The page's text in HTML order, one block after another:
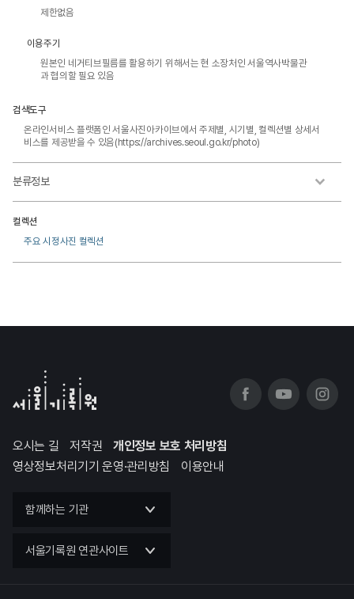
제한없음
이용주기
원본인 네거티브필름를 활용하기 위해서는 현 소장처인 서울역사박물관
과 협의할 필요 있음
검색도구
온라인서비스 플랫폼인 서울사진아카이브에서 주제별, 시기별, 컬렉션별 상세서
비스를 제공받을 수 있음(https://archives.seoul.go.kr/photo)
분류정보
컬렉션
주요 시정사진 컬렉션
오시는 길 저작권
개인정보 보호 처리방침
영상정보처리기기 운영·관리방침
이용안내
함께하는 기관
서울기록원 연관사이트